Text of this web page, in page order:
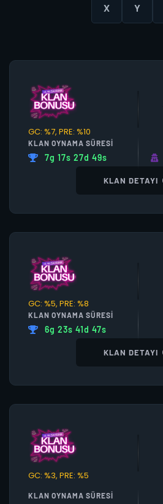
X Y
GC: %7, PRE: %10
KLAN OYNAMA SÜRESI
7g 17s 27d 49s
KLAN DETAYI
GC: %5, PRE: %8
KLAN OYNAMA SÜRESI
6g 23s 41d 47s
KLAN DETAYI
GC: %3, PRE: %5
KLAN OYNAMA SÜRESI